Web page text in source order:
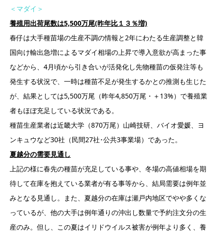
＜マダイ＞
養殖用出荷尾数は5,500万尾(昨年比１３％増)
春仔は大手種苗場の生産不調の情報と2年にわたる生産調整と韓
国向け輸出急増によるマダイ相場の上昇で導入意欲が高まった事
などから、4月頃から引き合いが活発化し先物種苗の仮発注等も
発生する状況で、一時は種苗不足が発生するかとの推測も生じた
が、結果としては5,500万尾（昨年4,850万尾・＋13%）で養殖業
者もほぼ充足している状況である。
種苗生産業者は近畿大学（870万尾）山崎技研、バイオ愛媛、ヨ
ンキュウなど30社（民間27社･公共3事業場）であった。
夏越分の需要見通し
上記の様に春先の種苗が充足している事や、冬場の高値相場を期
待して在庫を抱えている業者が有る事等から、結局需要は例年並
みとなる見通し。また、夏越分の在庫は瀬戸内地区でやや多くな
っているが、他の大手は例年通りの沖出し数量で予約注文分の生
産のみ。但し、この夏はイリドウイルス被害が例年より多く、養